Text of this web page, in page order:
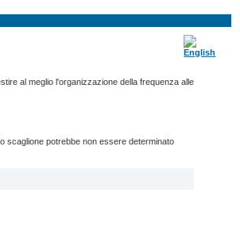
al meglio l'organizzazione della frequenza alle
scaglione potrebbe non essere determinato